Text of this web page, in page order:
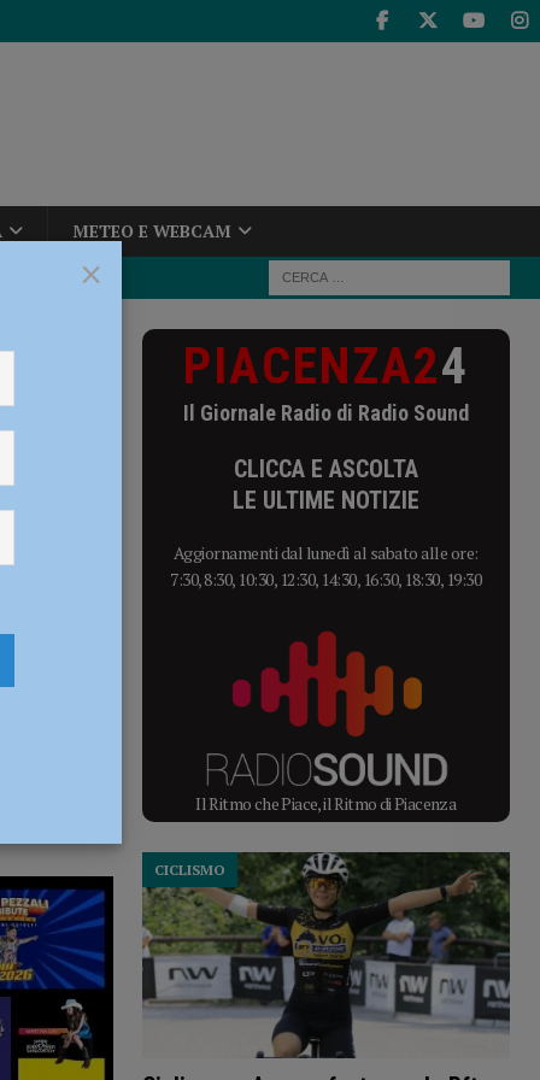
METEO E WEBCAM
PIACENZA24
Il Giornale Radio di Radio Sound
CLICCA E ASCOLTA
LE ULTIME NOTIZIE
Aggiornamenti dal lunedì al sabato alle ore:
7:30, 8:30, 10:30, 12:30, 14:30, 16:30, 18:30, 19:30
Il Ritmo che Piace, il Ritmo di Piacenza
CICLISMO
×